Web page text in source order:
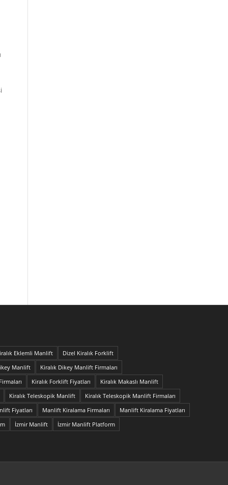
Eklemli Manlift
Dizel Kiralık Forklift
Manlift
Kiralık Dikey Manlift Firmaları
Kiralık Forklift Fiyatları
Kiralık Makaslı Manlift
Kiralık Teleskopik Manlift
Kiralık Teleskopik Manlift Firmaları
Fiyatları
Manlift Kiralama Firmaları
Manlift Kiralama Fiyatları
İzmir Manlift İzmir Manlift Platform